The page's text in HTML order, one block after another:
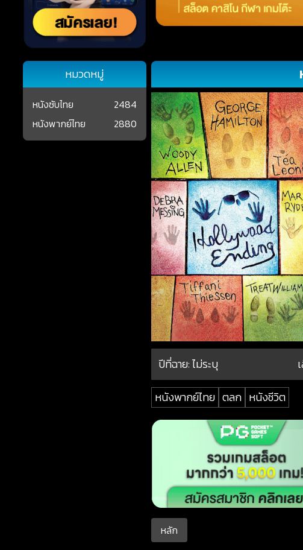
ปีที่ฉาย:ไม่ระบุ
หนังพากย์ไทย ตลก หนังชีวิต
หลัก
หมวดหมู่
หนังซับไทย
2484
หนังพากย์ไทย
2880